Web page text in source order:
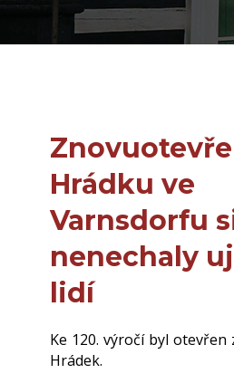
Hrádku ve
Varnsdorfu
nenechaly
lidí
Ke 120. výročí byl
Hrádek.